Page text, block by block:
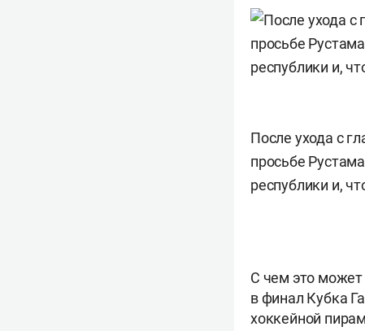
После ухода с
просьбе
республики и,
С чем это может
в финал Кубка
хоккейной